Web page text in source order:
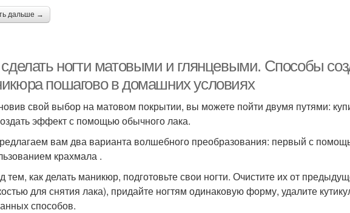
дальше →
сделать ногти матовыми и глянцевыми. Способы
пошагово в домашних условиях
свой выбор на матовом покрытии, вы можете пойти двумя путями:
эффект с помощью обычного лака.
вам два варианта волшебного преобразования: первый с
крахмала .
тем, как делать маникюр, подготовьте свои ногти. Очистите их от
для снятия лака), придайте ногтям одинаковую форму, удалите
способов.